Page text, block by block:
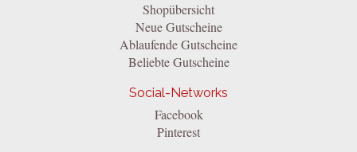
Shopübersicht
Neue Gutscheine
Ablaufende Gutscheine
Beliebte Gutscheine
Social-Networks
Facebook
Pinterest